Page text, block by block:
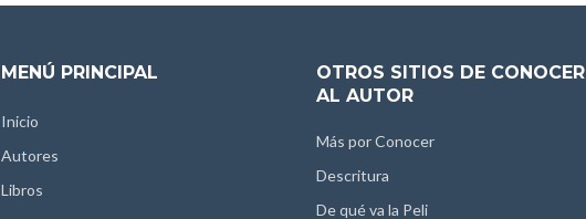
MENÚ PRINCIPAL
Inicio
Autores
Libros
OTROS SITIOS DE CONOCER
AL AUTOR
Más por Conocer
Descritura
De qué va la Peli